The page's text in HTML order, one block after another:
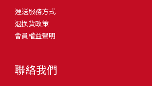
和獨立能力。 幼犬訓練常見問題Q1: 幾個月大
練？A: 訓練可從幼犬到家首日開始（約8-10週
化黃金期，每次訓練控制在5-10分鐘內。Q2: 幼
屬啃咬玩具作替代品，發現不當啃咬時堅定說
熱，水分流失快，腸道可能變得敏感，導致糞
換季時沒有適當調整環境，貓咪的腸胃就可能
天注意保暖，提供暖墊、厚毯，避免冷風直吹
像是開冷氣又突然關掉，容易讓貓咪腸胃受影
時，記得關心貓咪的腸胃狀況，適當調整環境
活中輕鬆改善看到滿屋子的貓毛是不是很抓狂
透過一些簡單的日常照護方式，就能有效減少
毛、洗澡到增加互動和營養調整，這些小撇步
行動吧！ 預防貓掉毛方法1：勤勞梳毛養貓必
啦！勤勞梳毛是最直接有效的掉毛控制方法。
的紙箱。建議一開始可以購買單價較低的入門
使用狀況，再考慮購買「豪宅」！ 項目費用
$500貓跳台$1,500貓砂盆$500貓抓板$300外出
咪是非常需要安全感的動物，可以準備一個專
運送服務方式
退換貨政策
會員權益聲明
聯絡我們